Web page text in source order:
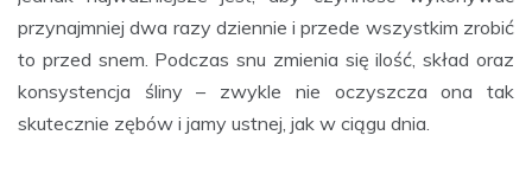
przynajmniej dwa razy dziennie i przede wszystkim zrobić
to przed snem. Podczas snu zmienia się ilość, skład oraz
konsystencja śliny – zwykle nie oczyszcza ona tak
skutecznie zębów i jamy ustnej, jak w ciągu dnia.